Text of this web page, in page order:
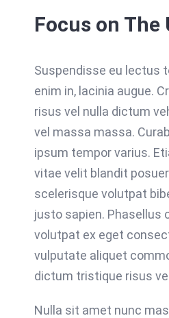
Focus on The
Suspendisse eu lectus
enim in, lacinia augue.
risus vel nulla dictum
vel massa massa.
ipsum tempor varius.
vitae velit blandit
scelerisque volutpat
justo sapien. Phasellus
volutpat ex eget
vulputate aliquet
dictum tristique risus
Nulla sit amet nunc